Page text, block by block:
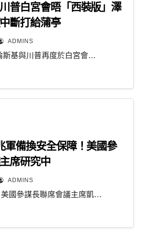
普白宮會晤「西裝版」澤
斷打給蒲亭
ADMINS
斯基與川普再度於白宮會…
軍備換安全保障！美國參
席研究中
ADMINS
國參謀長聯席會議主席凱…